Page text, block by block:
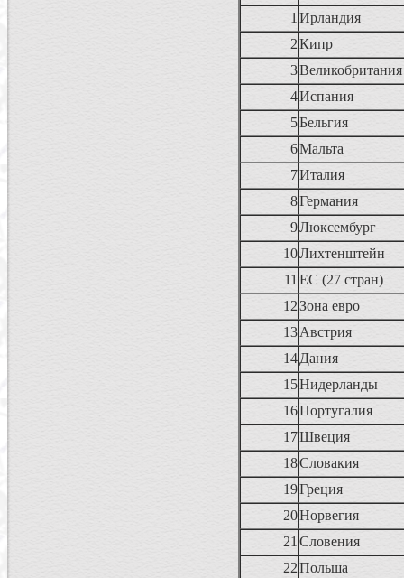
1 Ирландия
2Кипр
3
4Испания
5Бельгия
6Мальта
7Италия
8Германия
9Люксембург
10Лихтенштейн
11 ЕС (27 стран)
12Зона евро
13Австрия
14Дания
15Нидерланды
16Португалия
17Швеция
18Словакия
19Греция
20Норвегия
21 Словения
22Польша